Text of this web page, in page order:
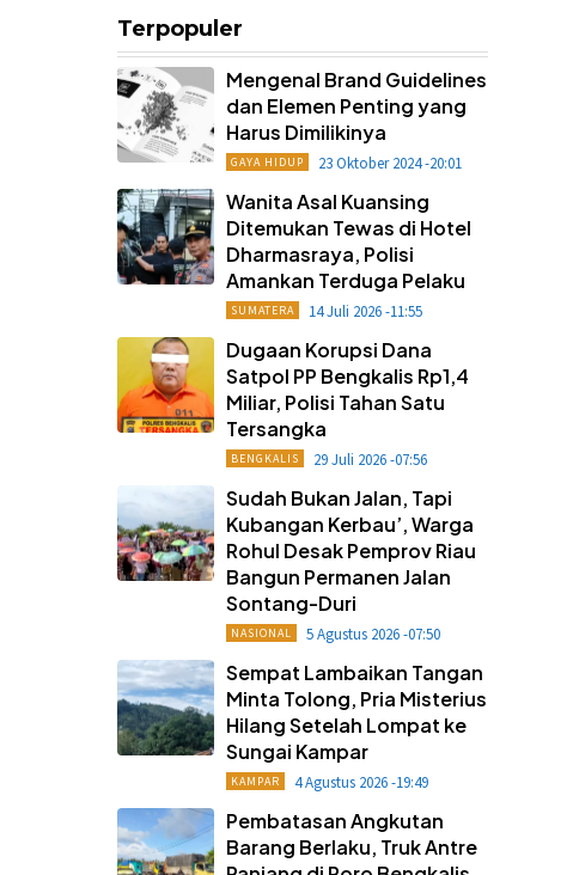
Terpopuler
Mengenal Brand Guidelines
dan Elemen Penting yang
Harus Dimilikinya
GAYA HIDUP 23 Oktober 2024 -20:01
Wanita Asal Kuansing
Ditemukan Tewas di Hotel
Dharmasraya, Polisi
Amankan Terduga Pelaku
SUMATERA 14 Juli 2026 -11:55
Dugaan Korupsi Dana
Satpol PP Bengkalis Rp1,4
Miliar, Polisi Tahan Satu
Tersangka
BENGKALIS 29 Juli 2026 -07:56
Sudah Bukan Jalan, Tapi
Kubangan Kerbau’, Warga
Rohul Desak Pemprov Riau
Bangun Permanen Jalan
Sontang-Duri
NASIONAL 5 Agustus 2026 -07:50
Sempat Lambaikan Tangan
Minta Tolong, Pria Misterius
Hilang Setelah Lompat ke
Sungai Kampar
KAMPAR 4 Agustus 2026 -19:49
Pembatasan Angkutan
Barang Berlaku, Truk Antre